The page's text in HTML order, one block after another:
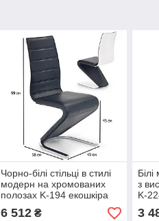
Чорно-білі стільці в стилі
модерн на хромованих
полозах K-194 екошкіра
для вітальні
6 512₴
Білі
з
K-
3